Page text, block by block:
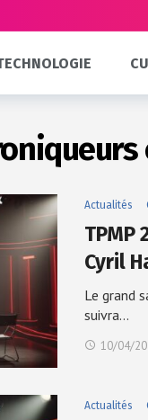
Actualités
TPMP
Cyril
Le grand
suivra…
10/04/
Actualités